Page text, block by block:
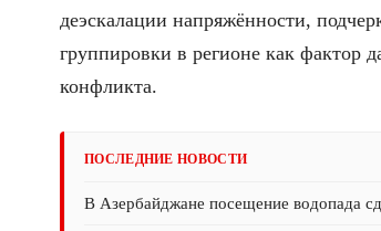
деэскалации напряжённости,
группировки в регионе как фактор
конфликта.
ПОСЛЕДНИЕ НОВОСТИ
В Азербайджане посещение водопада